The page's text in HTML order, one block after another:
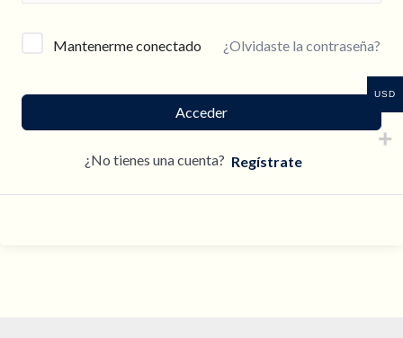
Mantenerme conectado ¿Olvidaste la contraseña?
Acceder
¿No tienes una cuenta?
USD